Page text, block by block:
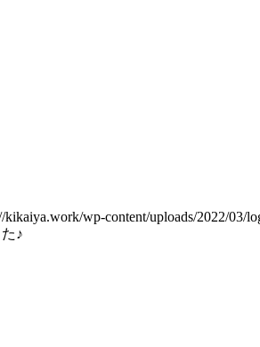
kikaiya.work/wp-content/uploads/2022/03/
♪